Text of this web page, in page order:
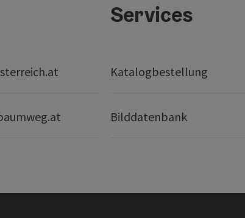
Services
Katalogbestellung
Bilddatenbank